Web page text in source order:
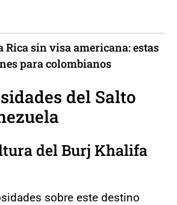
Rica sin visa americana: estas
para colombianos
del Salto
delBurj Khalifa
sobre este destino